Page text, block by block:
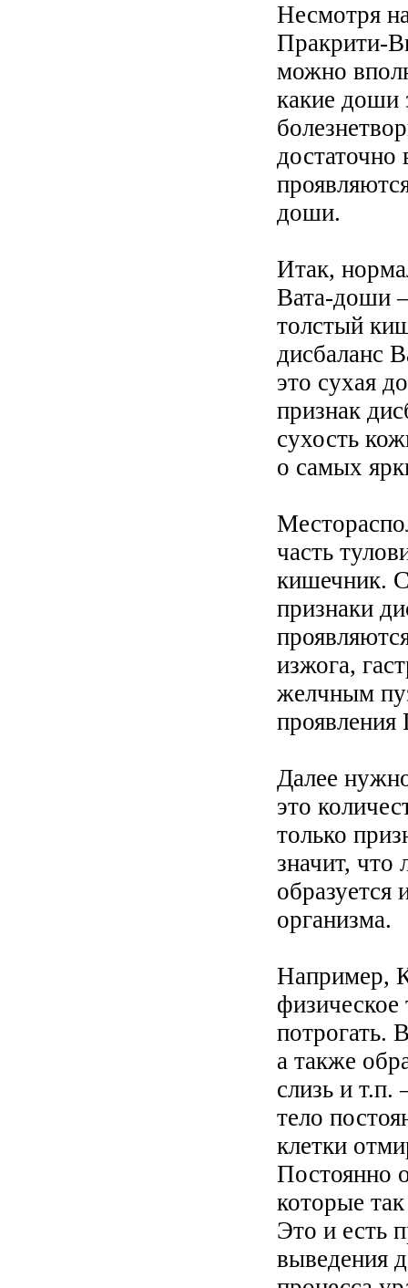
Несмотря
Пракрити-
можно
какие доши
достаточно
доши.
Итак,
Вата-доши
толстый
дисбаланс
это сухая
признак
сухость
о самых
часть
кишечник.
признаки
изжога,
желчным
Далее
это
только
значит,
образуется
организма.
Например,
потрогать.
а также
слизь и
тело
клетки
Постоянно
которые
Это и есть
выведения